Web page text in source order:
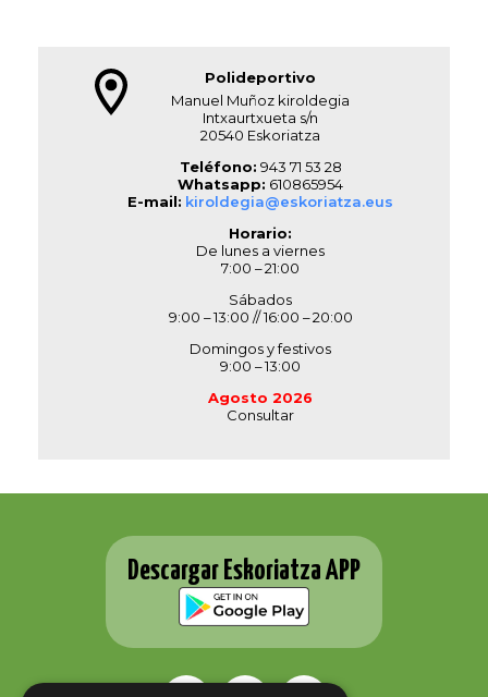
Polideportivo
Manuel Muñoz kiroldegia
Intxaurtxueta s/n
20540 Eskoriatza
Teléfono: 943 71 53 28
Whatsapp: 610865954
E-mail: kiroldegia@eskoriatza.eus
Horario:
De lunes a viernes
7:00 – 21:00
Sábados
9:00 – 13:00 // 16:00 – 20:00
Domingos y festivos
9:00 – 13:00
Agosto 2026
Consultar
Descargar Eskoriatza APP